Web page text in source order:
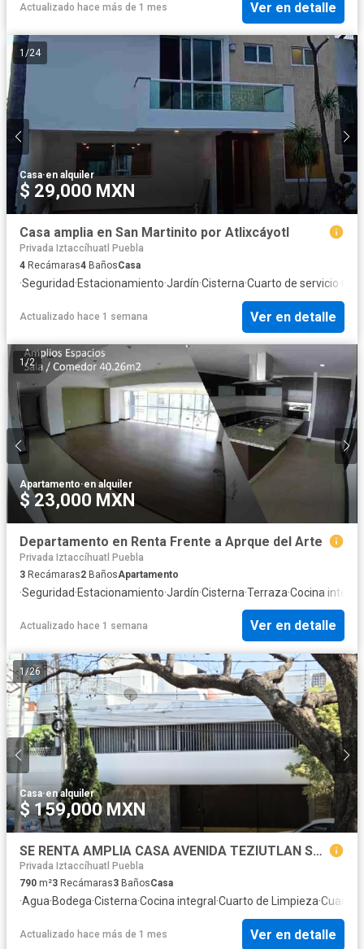
Actualizado hace más de 1 mes Ver en detalle
1 /24
Casa·en alquiler
$ 29,000 MXN
Casa amplia en San Martinito por Atlixcáyotl
Privada Iztaccíhuatl Puebla
4 Recámaras4 BañosCasa
·Seguridad·Estacionamiento·Jardín·Cisterna·Cuarto de servicio·
Actualizado hace 1 semana Ver en detalle
1/2
Apartamento·en alquiler
$ 23,000 MXN
Departamento en Renta Frente a Aprque del Arte
Privada Iztaccíhuatl Puebla
3 Recámaras2 BañosApartamento
·Seguridad·Estacionamiento·Jardín·Cisterna·Terraza·Cocina
Actualizado hace 1 semana Ver en detalle
1/26
Casa·en alquiler
$ 159,000 MXN
SE RENTA AMPLIA CASA AVENIDA TEZIUTLAN SUR, COL. LA PAZ, PUEBLA
Privada Iztaccíhuatl Puebla
790 m²3 Recámaras3 BañosCasa
·Agua·Bodega·Cisterna·Cocina integral ·Cuarto de Limpieza·Cuarto
Actualizado hace más de 1 mes Ver en detalle